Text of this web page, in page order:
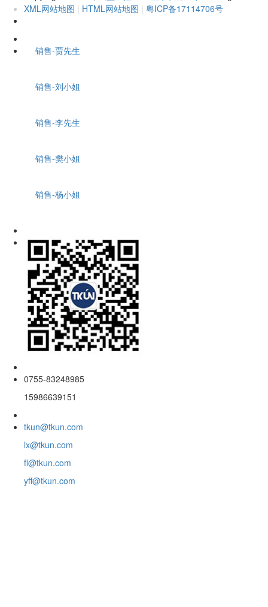
XML网站地图 | HTML网站地图 | 粤ICP备17114706号
销售-贾先生
销售-刘小姐
销售-李先生
销售-樊小姐
销售-杨小姐
0755-83248985
15986639151
tkun@tkun.com
lx@tkun.com
fl@tkun.com
yff@tkun.com